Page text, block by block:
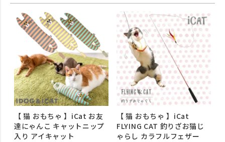
【 猫 おもちゃ 】iCat お友
達にゃんこ キャットニップ
入り アイキャット
【 猫 おもちゃ 】iCat
FLYING CAT 釣りざお猫じ
ゃらし カラフルフェザー